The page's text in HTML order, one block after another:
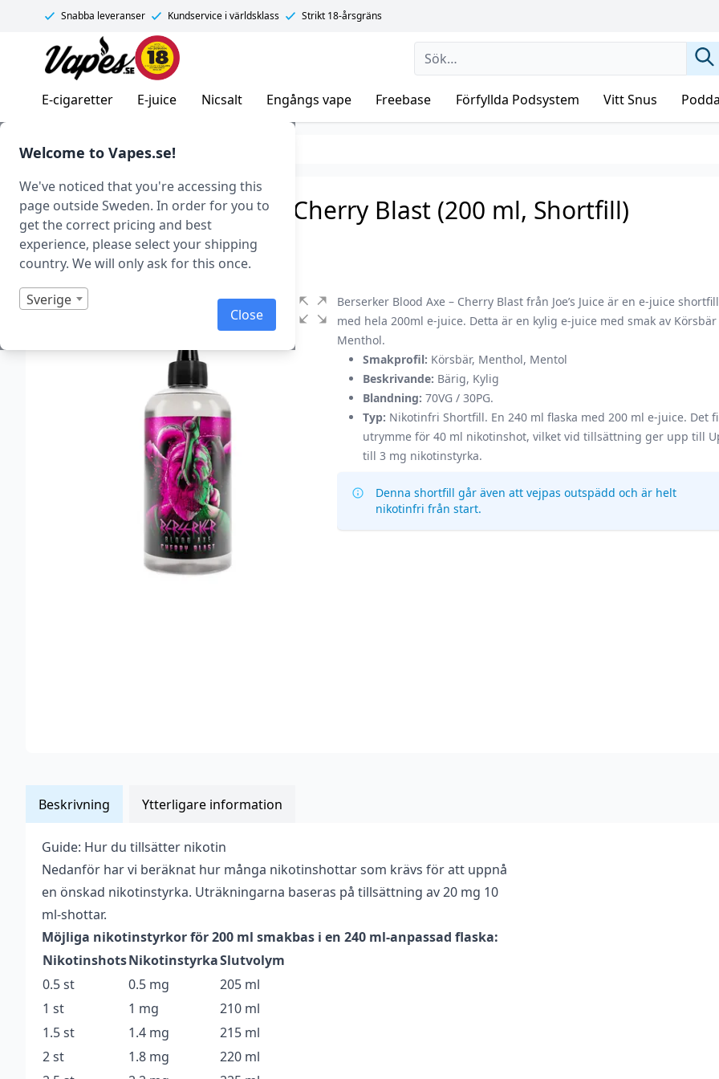
Welcome to Vapes.se!
We've noticed that you're accessing this
page outside Sweden. In order for you to
get the correct pricing and best
experience, please select your shipping
country. We will only ask for this once.
Sverige
Close
Snabba leveranser Kundservice i världsklass Strikt 18-årsgräns
Vapes.se
E-cigaretter E-juice Nicsalt Engångs vape Freebase Förfyllda Podsystem Vitt Snus
E-juice Smaker Drycker
Berserker Blood Axe – Cherry Blast (200 ml, Shortfill)
Art.nr: 41980
I lager
Berserker Blood Axe – Cherry Blast från Joe’s Juice är en e-juice shortfill
med hela 200ml e-juice. Detta är en kylig e-juice med smak av Körsbär
Menthol.
Smakprofil: Körsbär, Menthol, Mentol
Beskrivande: Bärig, Kylig
Blandning: 70VG / 30PG.
Typ: Nikotinfri Shortfill. En 240 ml flaska med 200 ml e-juice. Det
utrymme för 40 ml nikotinshot, vilket vid tillsättning ger upp till
till 3 mg nikotinstyrka.
Denna shortfill går även att vejpas outspädd och är helt
nikotinfri från start.
Beskrivning Ytterligare information
Guide: Hur du tillsätter nikotin
Nedanför har vi beräknat hur många nikotinshottar som krävs för att uppnå
en önskad nikotinstyrka. Uträkningarna baseras på tillsättning av 20 mg 10
ml-shottar.
Möjliga nikotinstyrkor för 200 ml smakbas i en 240 ml-anpassad flaska:
NikotinshotsNikotinstyrkaSlutvolym
0.5 st
0.5 mg
205 ml
1 st
1 mg
210 ml
1.5 st
1.4 mg
215 ml
2 st
1.8 mg
220 ml
Vikt
0,263 kg
Anpassad för
Upp till 3 mg
Antal ml
200 ml
Beskrivande
Bärig,Kylig
Blandning
70VG / 30PG
Flaskstorlek
240 ml